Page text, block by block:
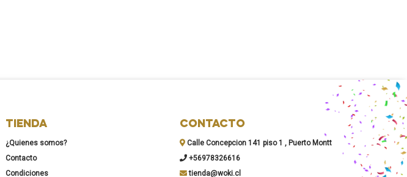
TIENDA
¿Quienes somos?
Contacto
Condiciones
CONTACTO
Calle Concepcion 141 piso 1 , Puerto Montt
+56978326616
tienda@woki.cl